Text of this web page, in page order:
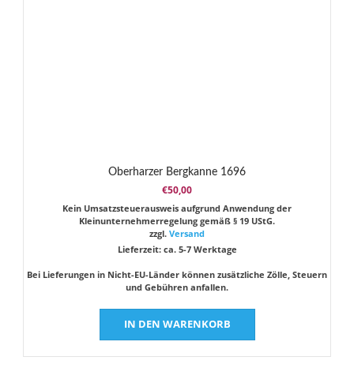
Oberharzer Bergkanne 1696
€50,00
Kein Umsatzsteuerausweis aufgrund Anwendung der
Kleinunternehmerregelung gemäß § 19 UStG.
zzgl. Versand
Lieferzeit: ca. 5-7 Werktage
Bei Lieferungen in Nicht-EU-Länder können zusätzliche Zölle, Steuern
und Gebühren anfallen.
IN DEN WARENKORB